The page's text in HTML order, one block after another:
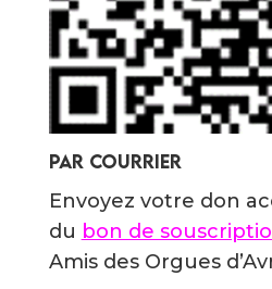
PAR COURRIER
Envoyez votre don
du bon de
Amis des Orgues